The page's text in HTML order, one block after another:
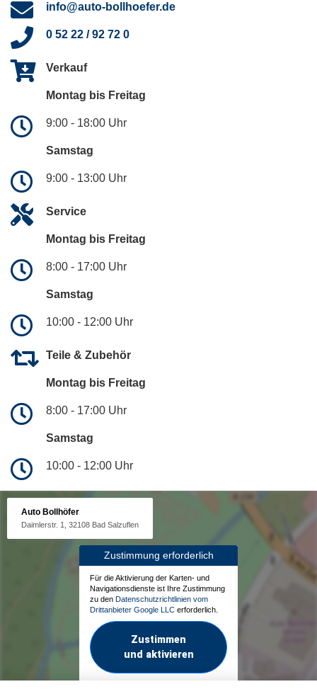
info@auto-bollhoefer.de
0 52 22 / 92 72 0
Verkauf
Montag bis Freitag
9:00 - 18:00 Uhr
Samstag
9:00 - 13:00 Uhr
Service
Montag bis Freitag
8:00 - 17:00 Uhr
Samstag
10:00 - 12:00 Uhr
Teile & Zubehör
Montag bis Freitag
8:00 - 17:00 Uhr
Samstag
10:00 - 12:00 Uhr
Auto Bollhöfer
Daimlerstr. 1, 32108 Bad Salzuflen
Zustimmung erforderlich
Für die Aktivierung der Karten- und
Navigationsdienste ist Ihre Zustimmung
zu den Datenschutzrichtlinien vom
Drittanbieter Google LLC erforderlich.
Zustimmen
und aktivieren